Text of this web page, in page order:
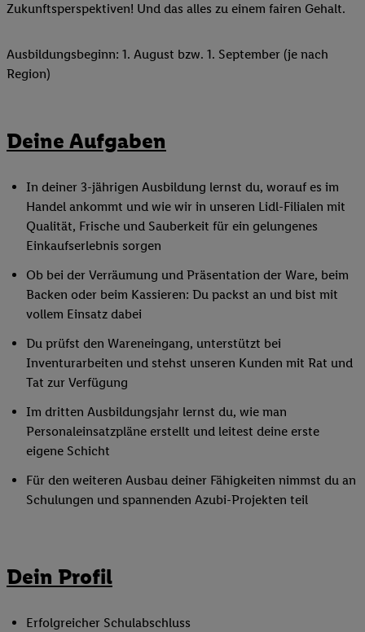
Zukunftsperspektiven! Und das alles zu einem fairen Gehalt.
Ausbildungsbeginn: 1. August bzw. 1. September (je nach
Region)
Deine Aufgaben
In deiner 3-jährigen Ausbildung lernst du, worauf es im
Handel ankommt und wie wir in unseren Lidl-Filialen mit
Qualität, Frische und Sauberkeit für ein gelungenes
Einkaufserlebnis sorgen
Ob bei der Verräumung und Präsentation der Ware, beim
Backen oder beim Kassieren: Du packst an und bist mit
vollem Einsatz dabei
Du prüfst den Wareneingang, unterstützt bei
Inventurarbeiten und stehst unseren Kunden mit Rat und
Tat zur Verfügung
Im dritten Ausbildungsjahr lernst du, wie man
Personaleinsatzpläne erstellt und leitest deine erste
eigene Schicht
Für den weiteren Ausbau deiner Fähigkeiten nimmst du an
Schulungen und spannenden Azubi-Projekten teil
Dein Profil
Erfolgreicher Schulabschluss